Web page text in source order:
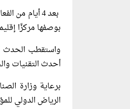
بعد 4 أيام
بوصفها مركزًا
أحدث التقنيات
برعاية وزارة
الرياض الدولي للمؤتمرات